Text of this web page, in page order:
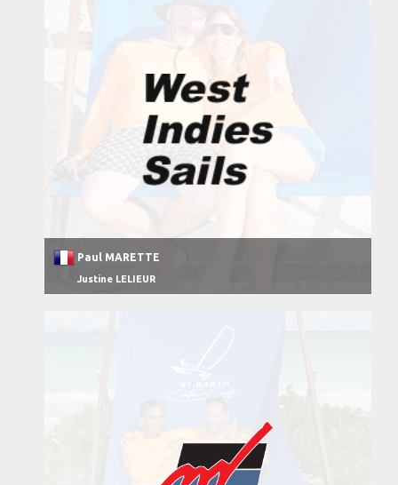
Paul MARETTE
Justine LELIEUR